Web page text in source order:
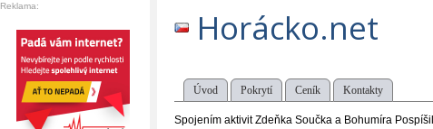
Horácko.net
Úvod Pokrytí Ceník Kontakty
Spojením aktivit Zdeňka Součka a Bohumíra
Reklama: